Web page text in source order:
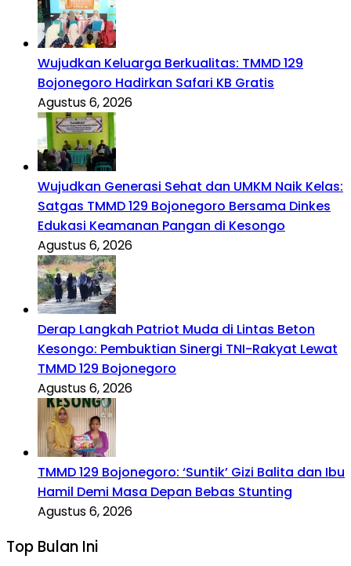
Wujudkan Keluarga Berkualitas: TMMD 129
Bojonegoro Hadirkan Safari KB Gratis
Agustus 6, 2026
Wujudkan Generasi Sehat dan UMKM Naik Kelas:
Satgas TMMD 129 Bojonegoro Bersama Dinkes
Edukasi Keamanan Pangan di Kesongo
Agustus 6, 2026
Derap Langkah Patriot Muda di Lintas Beton
Kesongo: Pembuktian Sinergi TNI-Rakyat Lewat
TMMD 129 Bojonegoro
Agustus 6, 2026
TMMD 129 Bojonegoro: ‘Suntik’ Gizi Balita dan Ibu
Hamil Demi Masa Depan Bebas Stunting
Agustus 6, 2026
Top Bulan Ini